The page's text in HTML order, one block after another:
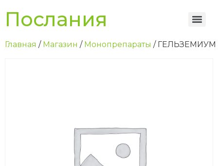
Послания
Главная / Магазин / Монопрепараты / ГЕЛЬЗЕМИУМ